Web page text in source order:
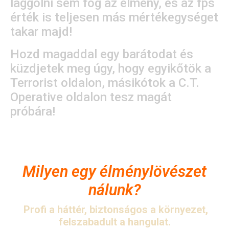
laggolni sem fog az élmény, és az fps
érték is teljesen más mértékegységet
takar majd!
Hozd magaddal egy barátodat és
küzdjetek meg úgy, hogy egyikőtök a
Terrorist oldalon, másikótok a C.T.
Operative oldalon tesz magát
próbára!
Milyen egy élménylövészet
nálunk?
Profi a háttér, biztonságos a környezet,
felszabadult a hangulat.